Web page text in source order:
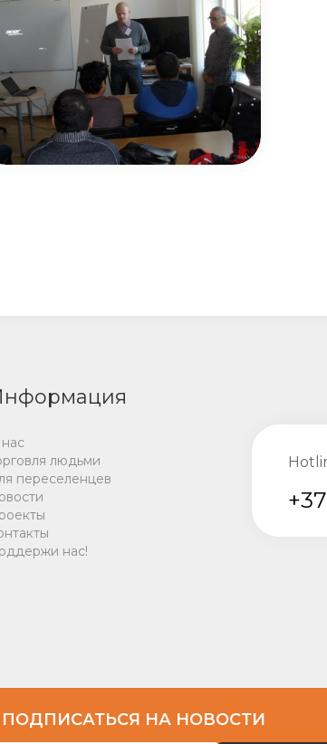
людьми
переселенцев
нас!
ПОДПИСАТЬСЯ НА НОВОСТИ